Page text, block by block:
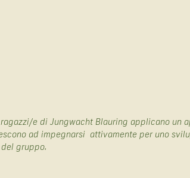
e di Jungwacht Blauring applicano un
ad impegnarsi attivamente per uno
gruppo.